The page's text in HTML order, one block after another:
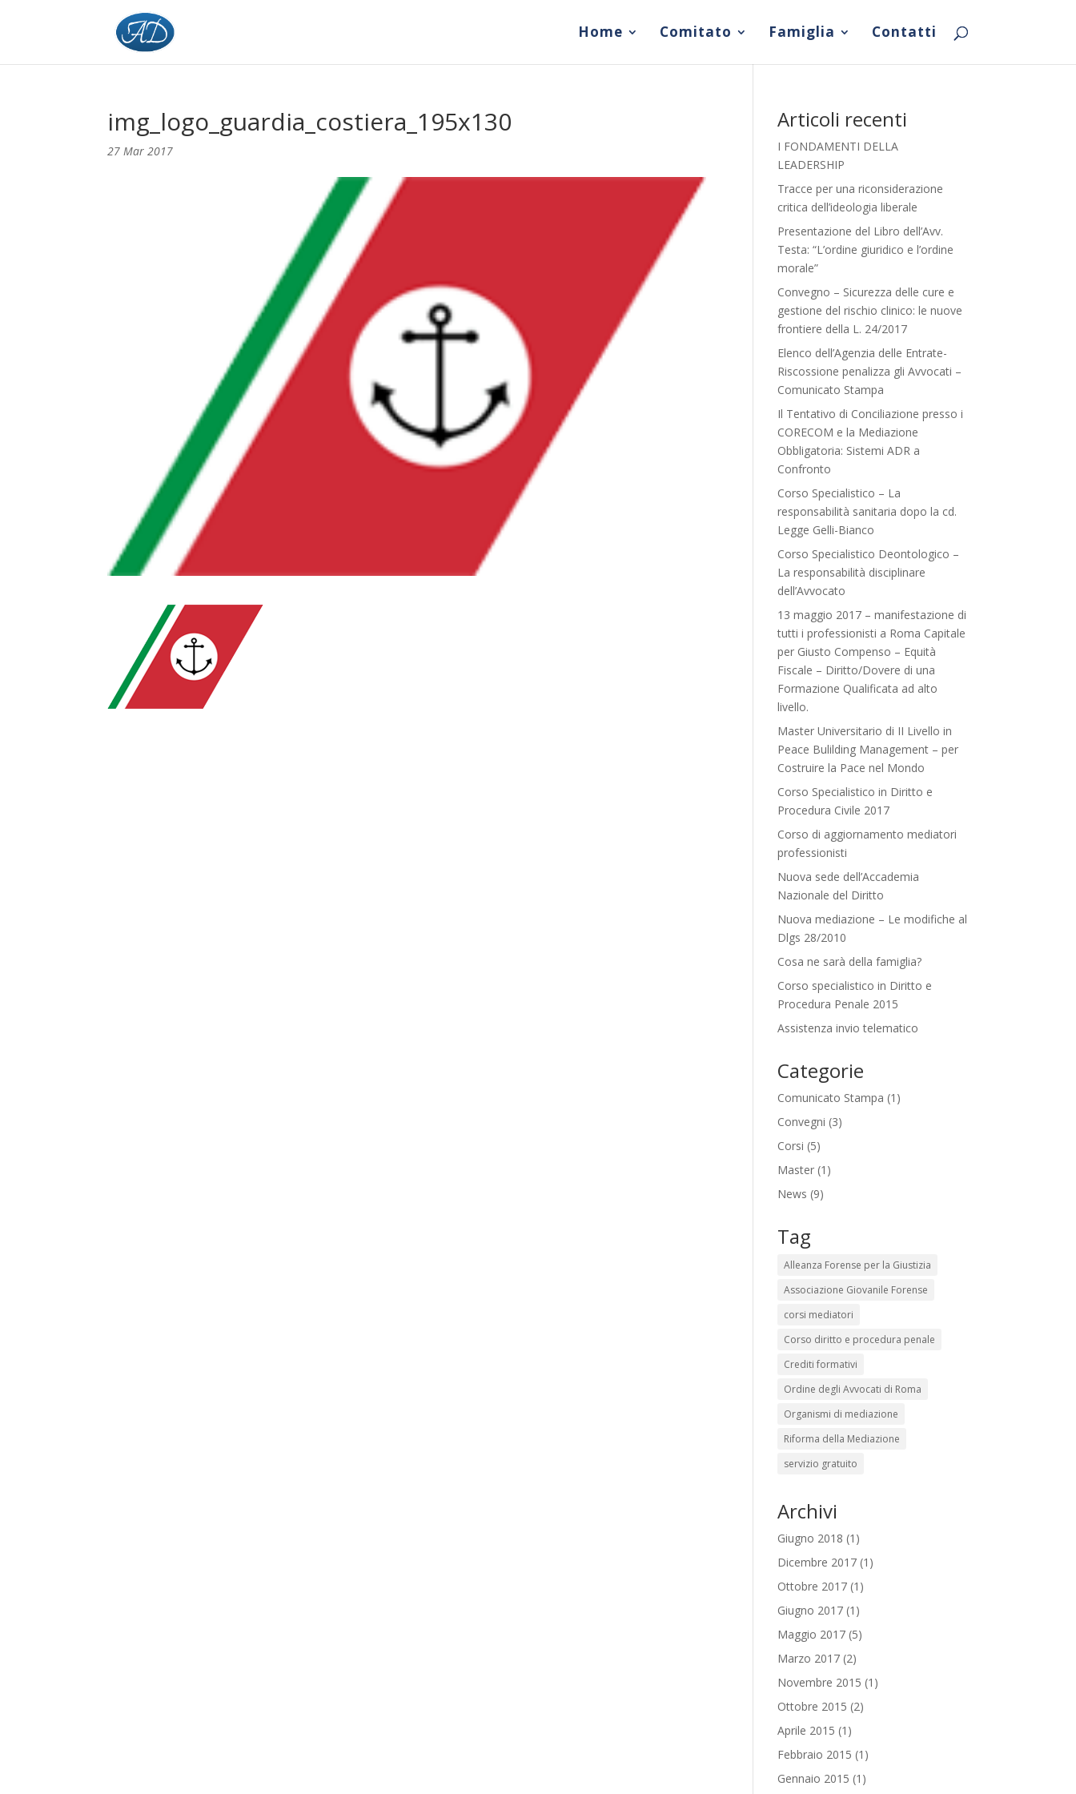
Home Comitato Famiglia Contatti
img_logo_guardia_costiera_195x130
27 Mar 2017
Articoli recenti
I FONDAMENTI DELLA
LEADERSHIP
Tracce per una riconsiderazione
critica dell’ideologia liberale
Presentazione del Libro dell’Avv.
Testa: “L’ordine giuridico e l’ordine
morale”
Convegno – Sicurezza delle cure e
gestione del rischio clinico: le nuove
frontiere della L. 24/2017
Elenco dell’Agenzia delle Entrate-
Riscossione penalizza gli Avvocati –
Comunicato Stampa
Il Tentativo di Conciliazione presso i
CORECOM e la Mediazione
Obbligatoria: Sistemi ADR a
Confronto
Corso Specialistico – La
responsabilità sanitaria dopo la cd.
Legge Gelli-Bianco
Corso Specialistico Deontologico –
La responsabilità disciplinare
dell’Avvocato
13 maggio 2017 – manifestazione di
tutti i professionisti a Roma Capitale
per Giusto Compenso – Equità
Fiscale – Diritto/Dovere di una
Formazione Qualificata ad alto
livello.
Master Universitario di II Livello in
Peace Bulilding Management – per
Costruire la Pace nel Mondo
Corso Specialistico in Diritto e
Procedura Civile 2017
Corso di aggiornamento mediatori
professionisti
Nuova sede dell’Accademia
Nazionale del Diritto
Nuova mediazione – Le modifiche al
Dlgs 28/2010
Cosa ne sarà della famiglia?
Corso specialistico in Diritto e
Procedura Penale 2015
Assistenza invio telematico
Categorie
Comunicato Stampa (1)
Convegni (3)
Corsi (5)
Master(1)
News (9)
Tag
Alleanza Forense per la Giustizia
Associazione Giovanile Forense
corsi mediatori
Corso diritto e procedura penale
Crediti formativi
Ordine degli Avvocati di Roma
Organismi di mediazione
Riforma della Mediazione
servizio gratuito
Archivi
Giugno 2018 (1)
Dicembre 2017(1)
Ottobre 2017(1)
Giugno 2017(1)
Maggio 2017(5)
Marzo 2017(2)
Novembre 2015 (1)
Ottobre 2015 (2)
Aprile 2015 (1)
Febbraio 2015 (1)
Gennaio 2015 (1)